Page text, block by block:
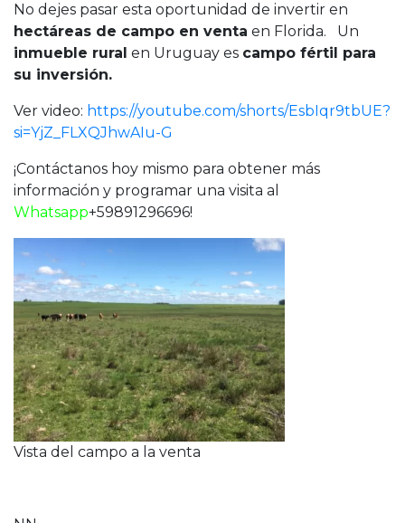
No dejes pasar esta oportunidad de invertir en
hectáreas de campo en venta en Florida. Un
inmueble rural en Uruguay es campo fértil para
su inversión.
Ver video: https://youtube.com/shorts/EsbIqr9tbUE?
si=YjZ_FLXQJhwAIu-G
¡Contáctanos hoy mismo para obtener más
información y programar una visita al
Whatsapp+59891296696!
Vista del campo a la venta